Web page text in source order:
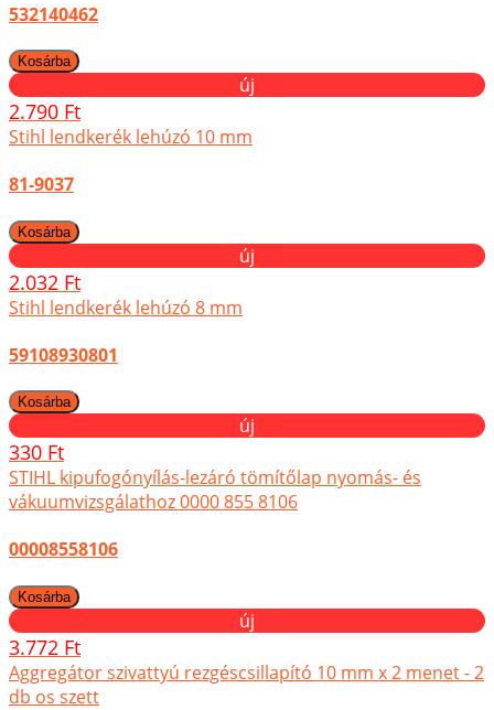
532140462
új
2.790 Ft
Stihl lendkerék lehúzó 10 mm
81-9037
új
2.032 Ft
Stihl lendkerék lehúzó 8 mm
59108930801
új
330 Ft
STIHL kipufogónyílás-lezáró tömítőlap nyomás- és
vákuumvizsgálathoz 0000 855 8106
00008558106
új
3.772 Ft
Aggregátor szivattyú rezgéscsillapító 10 mm x 2 menet - 2
db os szett